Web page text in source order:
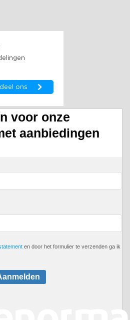
voor onze
aanbiedingen
en door het formulier te verzenden ga ik